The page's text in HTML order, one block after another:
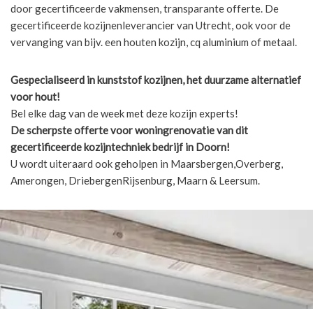
door gecertificeerde vakmensen, transparante offerte. De
gecertificeerde kozijnenleverancier van Utrecht, ook voor de
vervanging van bijv. een houten kozijn, cq aluminium of metaal.
Gespecialiseerd in kunststof kozijnen, het duurzame alternatief
voor hout!
Bel elke dag van de week met deze kozijn experts!
De scherpsteofferte voor woningrenovatie van dit
gecertificeerde kozijntechniek bedrijf in Doorn!
U wordt uiteraard ook geholpen in Maarsbergen,Overberg,
Amerongen, DriebergenRijsenburg, Maarn & Leersum.